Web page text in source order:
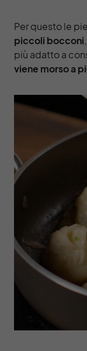
Per questo le
piccoli bocconi
più adatto a
viene morso a